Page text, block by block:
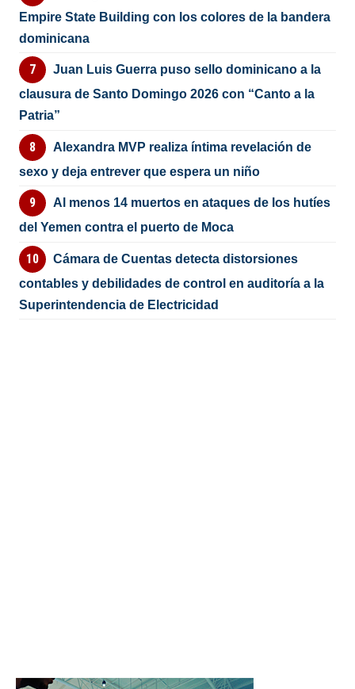
Empire State Building con los colores de la bandera
dominicana
Juan Luis Guerra puso sello dominicano a la
clausura de Santo Domingo 2026 con “Canto a la
Patria”
Alexandra MVP realiza íntima revelación de
sexo y deja entrever que espera un niño
Al menos 14 muertos en ataques de los hutíes
del Yemen contra el puerto de Moca
Cámara de Cuentas detecta distorsiones
contables y debilidades de control en auditoría a la
Superintendencia de Electricidad